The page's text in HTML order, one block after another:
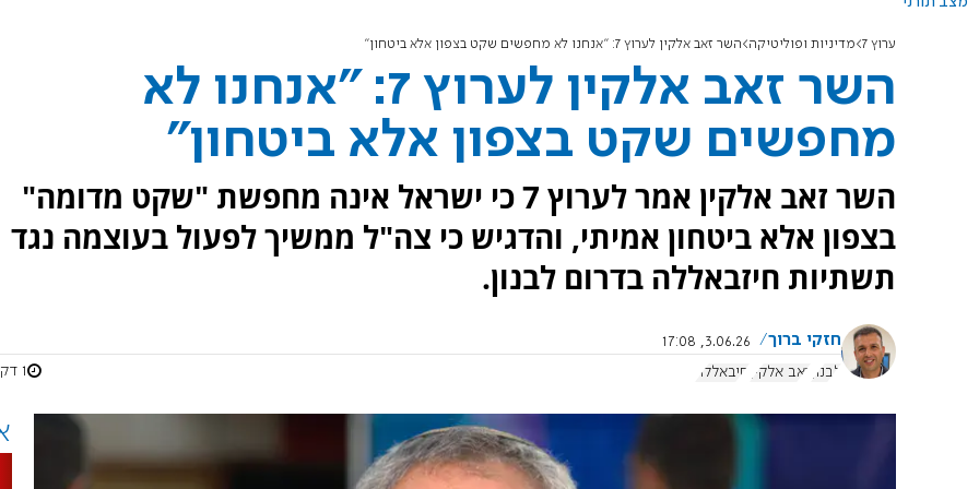
ערוץ 7 מדיניות ופוליטיקה השר זאב אלקין לערוץ 7: "אנחנו לא מחפשים שקט בצפון אלא ביטחון"
השר זאב אלקין לערוץ 7: "אנחנו לא
מחפשים שקט בצפון אלא ביטחון"
השר זאב אלקין אמר לערוץ 7 כי ישראל אינה מחפשת "שקט מדומה"
בצפון אלא ביטחון אמיתי, והדגיש כי צה"ל ממשיך לפעול בעוצמה נגד
תשתיות חיזבאללה בדרום לבנון.
חזקי ברוך
3.06.26, 17:08
לבנון
זאב אלקין חיבאללה 1 דקות